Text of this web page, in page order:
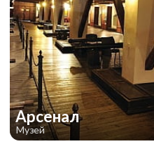
Арсенал
Музей